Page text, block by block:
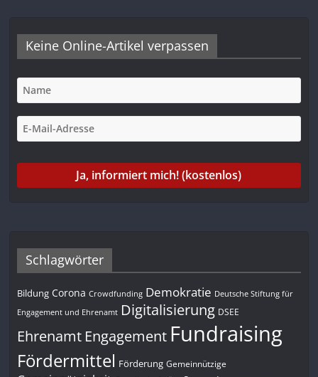
Keine Online-Artikel verpassen
Schlagwörter
Bildung Corona Crowdfunding Demokratie Deutsche Stiftung für
Engagement und Ehrenamt Digitalisierung DSEE
Ehrenamt Engagement Fundraising
Fördermittel Förderung Gemeinnützige